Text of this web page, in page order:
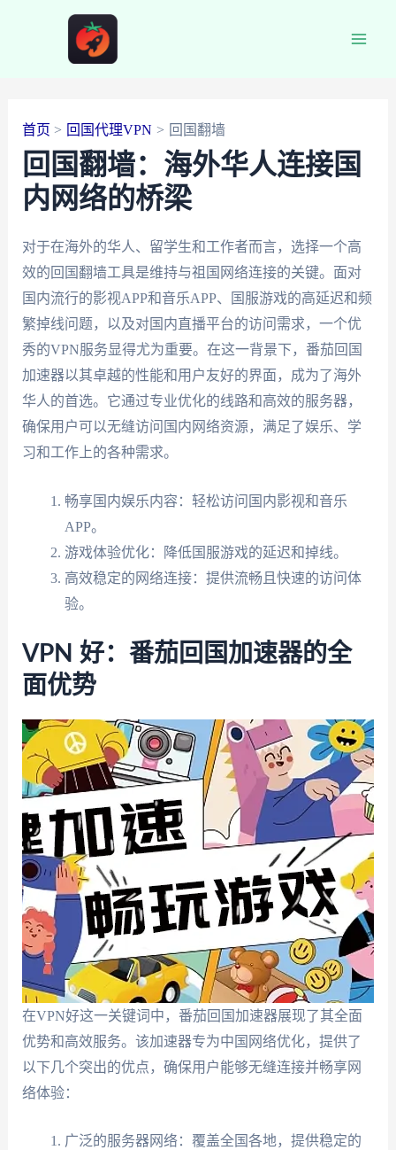
首页 回国代理VPN 回国翻墙
回国翻墙：海外华人连接国
内网络的桥梁
对于在海外的华人、留学生和工作者而言，选择一个高
效的回国翻墙工具是维持与祖国网络连接的关键。面对
国内流行的影视APP和音乐APP、国服游戏的高延迟和频
繁掉线问题，以及对国内直播平台的访问需求，一个优
秀的VPN服务显得尤为重要。在这一背景下，番茄回国
加速器以其卓越的性能和用户友好的界面，成为了海外
华人的首选。它通过专业优化的线路和高效的服务器，
确保用户可以无缝访问国内网络资源，满足了娱乐、学
习和工作上的各种需求。
畅享国内娱乐内容：轻松访问国内影视和音乐
APP。
游戏体验优化：降低国服游戏的延迟和掉线。
高效稳定的网络连接：提供流畅且快速的访问体
验。
VPN 好：番茄回国加速器的全
面优势
在VPN好这一关键词中，番茄回国加速器展现了其全面
优势和高效服务。该加速器专为中国网络优化，提供了
以下几个突出的优点，确保用户能够无缝连接并畅享网
络体验：
广泛的服务器网络：覆盖全国各地，提供稳定的